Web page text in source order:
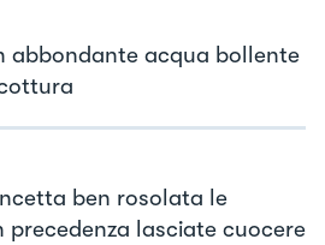
abbondante acqua bollente
ben rosolata le
precedenza lasciate cuocere